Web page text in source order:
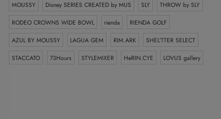
MOUSSY Disney SERIES CREATED by MUS SLY
THROW by SLY
RODEO CROWNS WIDE BOWL
rienda
RIENDA GOLF
AZUL BY MOUSSY
LAGUA GEM RIM.ARK
SHEL’TTER SELECT
STACCATO
73Hours STYLEMIXER HeRIN.CYE LOVUS gallery